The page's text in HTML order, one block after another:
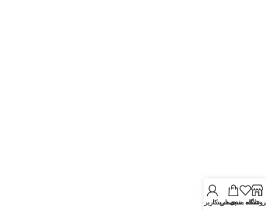
علاقه مندیسبد خرید
حساب کاربری من